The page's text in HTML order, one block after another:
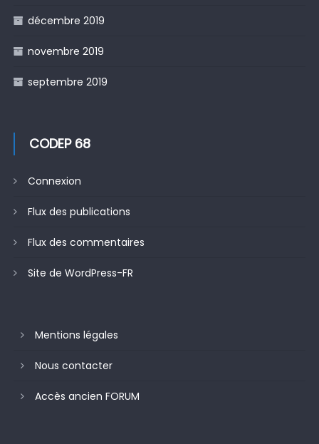
décembre 2019
novembre 2019
septembre 2019
CODEP 68
Connexion
Flux des publications
Flux des commentaires
Site de WordPress-FR
Mentions légales
Nous contacter
Accès ancien FORUM